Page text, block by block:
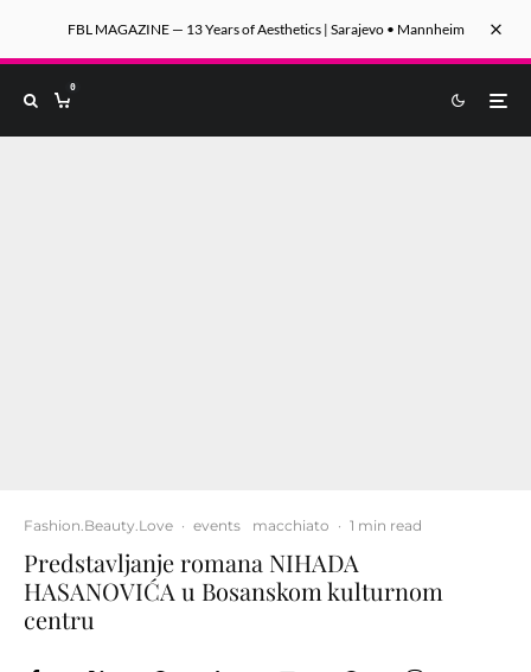
FBL MAGAZINE — 13 Years of Aesthetics | Sarajevo • Mannheim
0
Fashion.Beauty.Love · events macchiato · 1 min read
Predstavljanje romana NIHADA
HASANOVIĆA u Bosanskom kulturnom
centru